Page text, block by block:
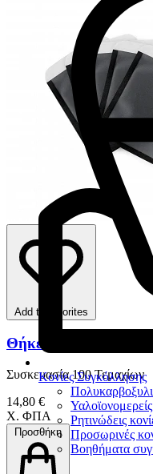
Κονίες Συγκόλλησης
Ρητινώδεις
Προσωρινές
Βοηθήματα
Add to favorites
Θήκες Πλακών
Συσκευασία 100 Τεμαχίων
14,80 €
Χ. ΦΠΑ
Προσθήκη